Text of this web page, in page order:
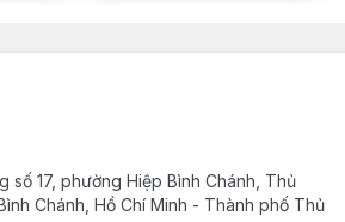
số 17, phường Hiệp Bình Chánh, Thủ
Chánh, Hồ Chí Minh - Thành phố Thủ